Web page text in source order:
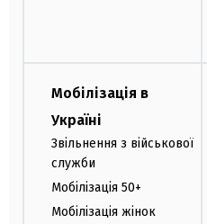
Мобілізація в
Україні
Звільнення з військової
служби
Мобілізація 50+
Мобілізація жінок